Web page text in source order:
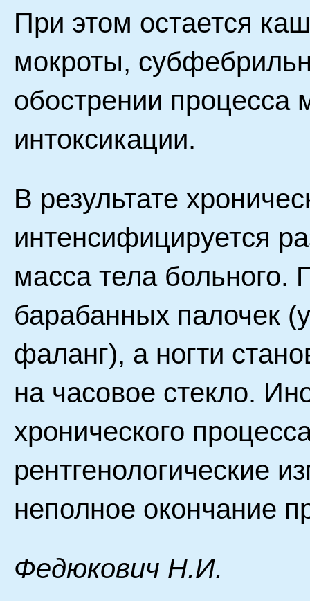
При этом остается
мокроты,
обострении процесса
интоксикации.
В результате
интенсифицируется
масса тела
барабанных палочек
фаланг), а ногти
на часовое стекло.
хронического
рентгенологические
неполное окончание
Фeдюкoвич H.И.